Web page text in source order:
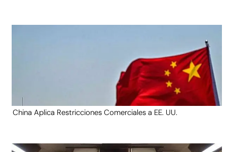
China Aplica Restricciones Comerciales a EE. UU.